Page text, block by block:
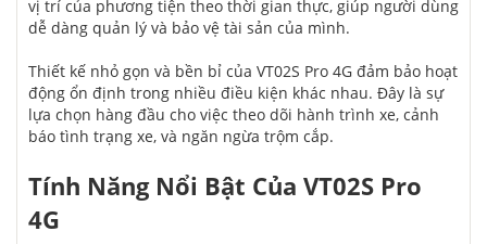
vị trí của phương tiện theo thời gian thực, giúp người dùng
dễ dàng quản lý và bảo vệ tài sản của mình.
Thiết kế nhỏ gọn và bền bỉ của VT02S Pro 4G đảm bảo hoạt
động ổn định trong nhiều điều kiện khác nhau. Đây là sự
lựa chọn hàng đầu cho việc theo dõi hành trình xe, cảnh
báo tình trạng xe, và ngăn ngừa trộm cắp.
Tính Năng Nổi Bật Của VT02S Pro
4G